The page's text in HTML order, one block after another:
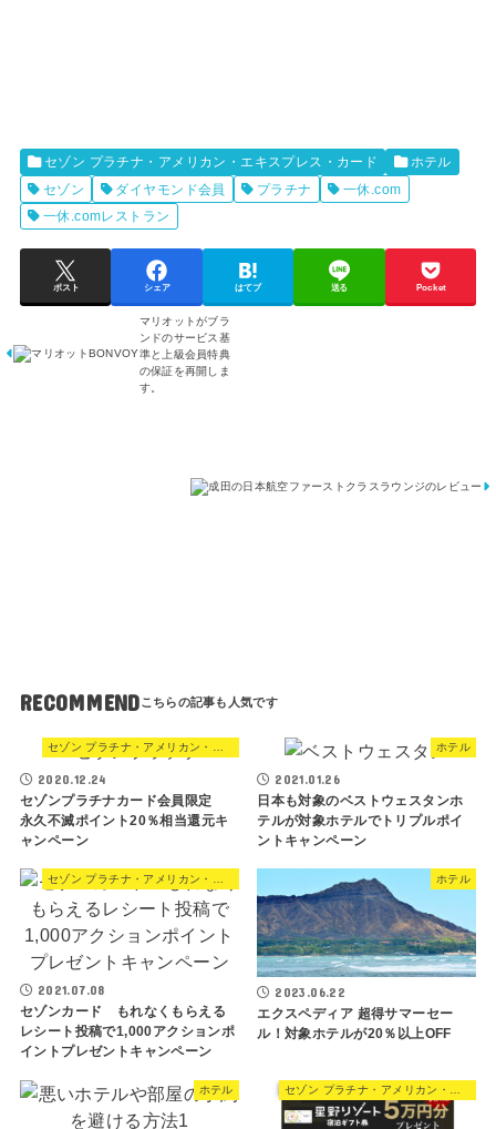
セゾン プラチナ・アメリカン・エキスプレス・カード
ホテル
セゾン
ダイヤモンド会員 プラチナ
一休.com
一休.comレストラン
ポスト シェア はてブ 送る Pocket
マリオットがブラ
ンドのサービス基
準と上級会員特典
の保証を再開しま
す。
新
型
コ
ロ
水
RECOMMEND
セゾン プラチナ・アメリカン・エキスプレス・カード
2020.12.24
セゾンプラチナカード会員限定
永久不滅ポイント20％相当還元キ
ャンペーン
ホテル
2021.01.26
日本も対象のベストウェスタンホ
テルが対象ホテルでトリプルポイ
ントキャンペーン
2021.07.08
セゾンカード もれなくもらえる
レシート投稿で1,000アクションポ
イントプレゼントキャンペーン
ホテル
2023.06.22
エクスペディア 超得サマーセー
ル！対象ホテルが20％以上OFF
ホテル セゾン プラチナ・アメリカン・エキスプレス・カード